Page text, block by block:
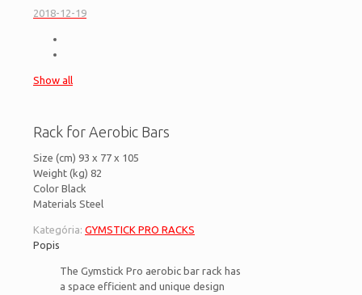
2018-12-19
Show all
Rack for Aerobic Bars
Size (cm) 93 x 77 x 105
Weight (kg) 82
Color Black
Materials Steel
Kategória: GYMSTICK PRO RACKS
Popis
The Gymstick Pro aerobic bar rack has
a space efficient and unique design